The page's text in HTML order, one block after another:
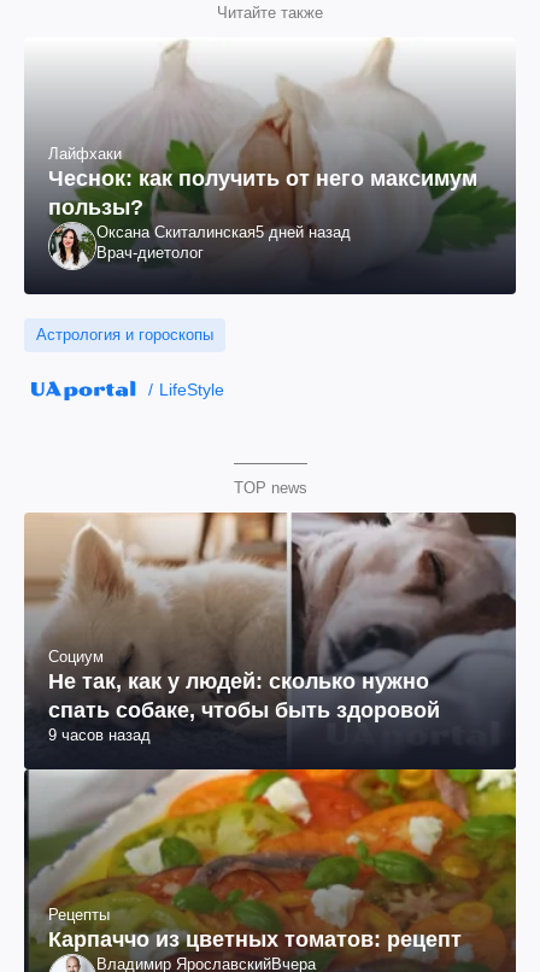
Читайте также
Лайфхаки
Чеснок: как получить от него максимум
пользы?
Оксана Скиталинская5 дней назад
Врач-диетолог
Астрология и гороскопы
LifeStyle
TOP news
Социум
Не так, как у людей: сколько нужно
спать собаке, чтобы быть здоровой
9 часов назад
Рецепты
Карпаччо из цветных томатов: рецепт
Владимир ЯрославскийВчера